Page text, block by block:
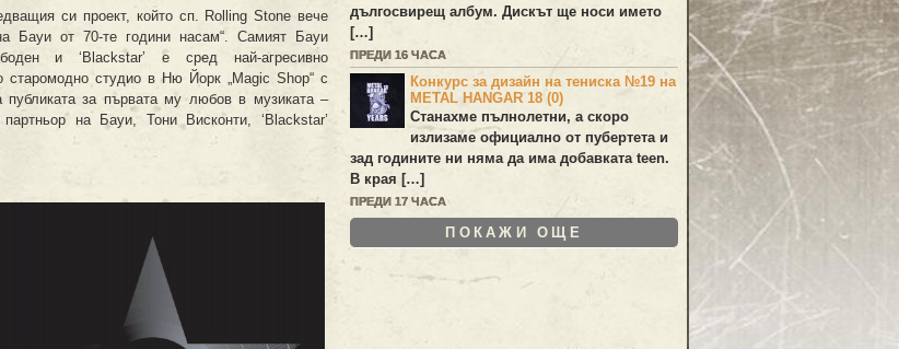
си проект, който сп. Rolling Stone вече
Бауи от 70-те години насам“. Самият Бауи
и ‘Blackstar’ е сред най-агресивно
старомодно студио в Ню Йорк „Magic Shop“ с
за първата му любов в музиката –
на Бауи, Тони Висконти, ‘Blackstar’
дългосвирещ албум. Дискът ще носи името
[…]
ПРЕДИ 16 ЧАСА
Конкурс за дизайн на тениска №19 на
METAL HANGAR 18 (0)
Станахме пълнолетни, а скоро
излизаме официално от пубертета и
зад годините ни няма да има добавката teen.
В края […]
ПРЕДИ 17 ЧАСА
ПОКАЖИ ОЩЕ